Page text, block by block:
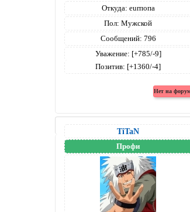
Откуда: eurпопа
Пол: Мужской
Сообщений: 796
Уважение: [+785/-9]
Позитив: [+1360/-4]
TiTaN
Профи